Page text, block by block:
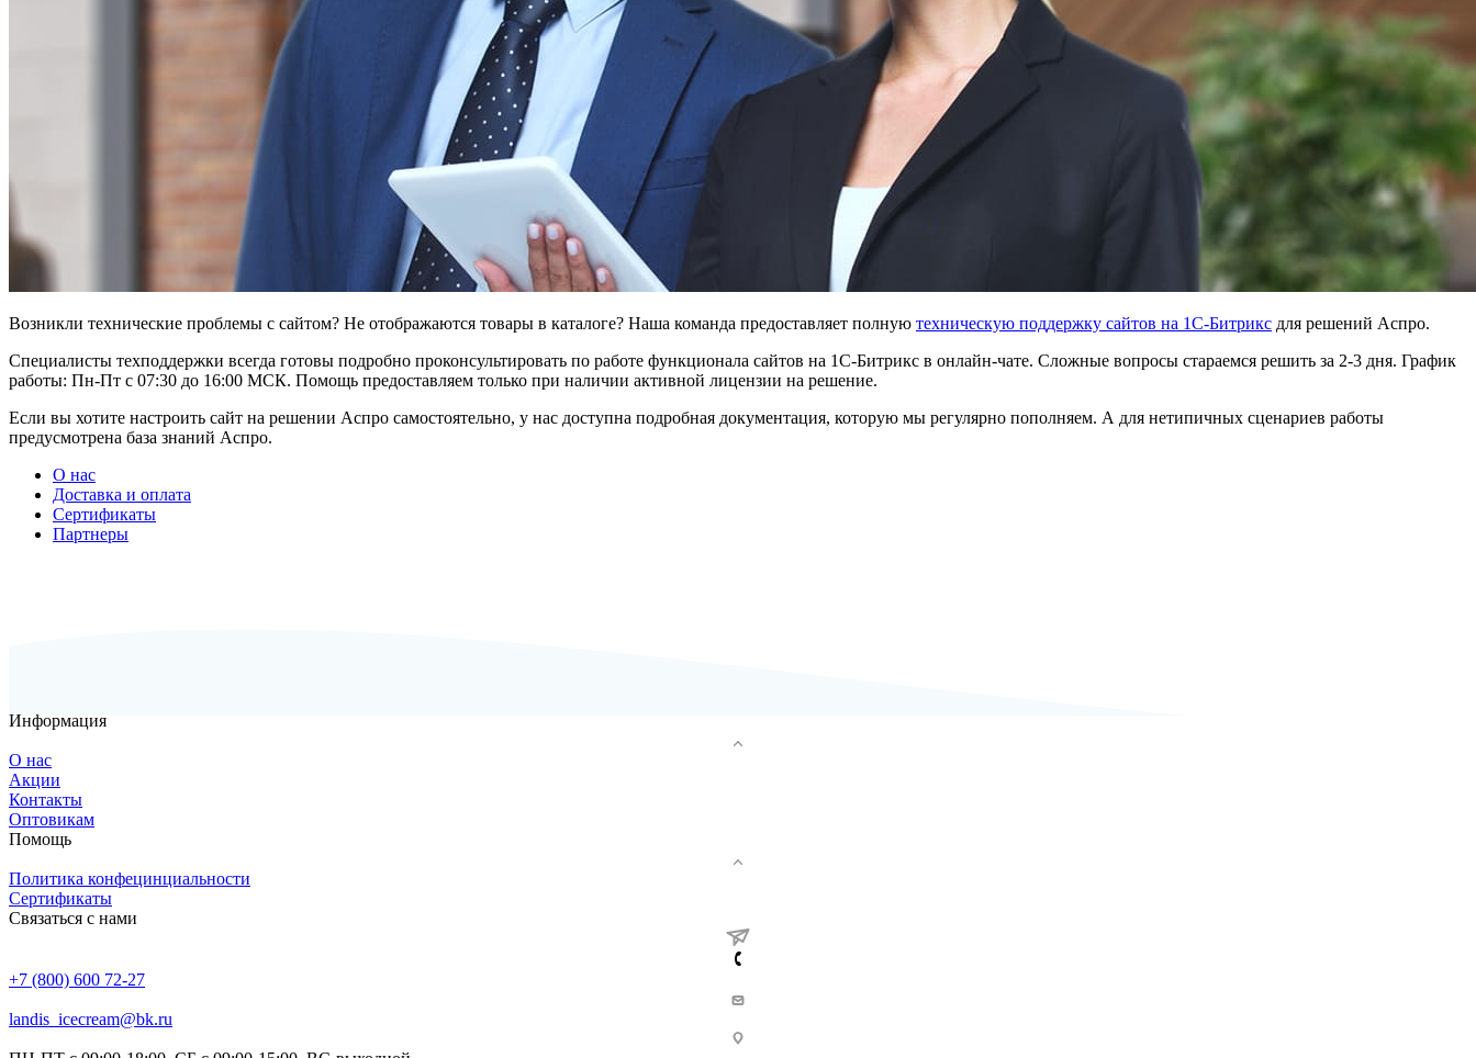
Возникли технические проблемы с сайтом? Не отображаются товары в каталоге? Наша команда предоставляет полную техническую поддержку сайтов на 1С-Битрикс для решений Аспро.
Специалисты техподдержки всегда готовы подробно проконсультировать по работе функционала сайтов на 1С-Битрикс в онлайн-чате. Сложные вопросы стараемся решить за 2-3 дня. График
работы: Пн-Пт с 07:30 до 16:00 МСК. Помощь предоставляем только при наличии активной лицензии на решение.
Если вы хотите настроить сайт на решении Аспро самостоятельно, у нас доступна подробная документация, которую мы регулярно пополняем. А для нетипичных сценариев работы
предусмотрена база знаний Аспро.
О нас
Доставка и оплата
Сертификаты
Партнеры
Информация
О нас
Акции
Контакты
Оптовикам
Помощь
Политика конфецинциальности
Сертификаты
Связаться с нами
+7 (800) 600 72-27
landis_icecream@bk.ru